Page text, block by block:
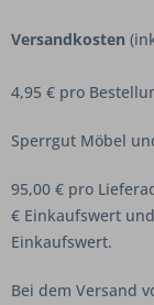
Versandkosten
4,95 € pro
Sperrgut Möbel
95,00 € pro
€ Einkaufswert
Einkaufswert.
Bei dem Versand